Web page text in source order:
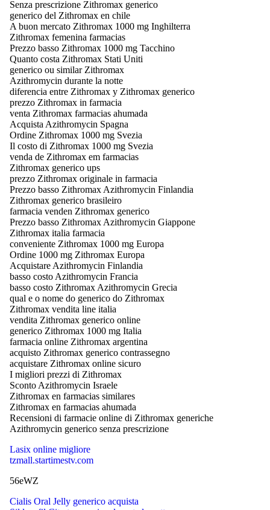
Senza prescrizione Zithromax generico
generico del Zithromax en chile
A buon mercato Zithromax 1000 mg Inghilterra
Zithromax femenina farmacias
Prezzo basso Zithromax 1000 mg Tacchino
Quanto costa Zithromax Stati Uniti
generico ou similar Zithromax
Azithromycin durante la notte
diferencia entre Zithromax y Zithromax generico
prezzo Zithromax in farmacia
venta Zithromax farmacias ahumada
Acquista Azithromycin Spagna
Ordine Zithromax 1000 mg Svezia
Il costo di Zithromax 1000 mg Svezia
venda de Zithromax em farmacias
Zithromax generico ups
prezzo Zithromax originale in farmacia
Prezzo basso Zithromax Azithromycin Finlandia
Zithromax generico brasileiro
farmacia venden Zithromax generico
Prezzo basso Zithromax Azithromycin Giappone
Zithromax italia farmacia
conveniente Zithromax 1000 mg Europa
Ordine 1000 mg Zithromax Europa
Acquistare Azithromycin Finlandia
basso costo Azithromycin Francia
basso costo Zithromax Azithromycin Grecia
qual e o nome do generico do Zithromax
Zithromax vendita line italia
vendita Zithromax generico online
generico Zithromax 1000 mg Italia
farmacia online Zithromax argentina
acquisto Zithromax generico contrassegno
acquistare Zithromax online sicuro
I migliori prezzi di Zithromax
Sconto Azithromycin Israele
Zithromax en farmacias similares
Zithromax en farmacias ahumada
Recensioni di farmacie online di Zithromax generiche
Azithromycin generico senza prescrizione
Lasix online migliore
tzmall.startimestv.com
56eWZ
Cialis Oral Jelly generico acquista